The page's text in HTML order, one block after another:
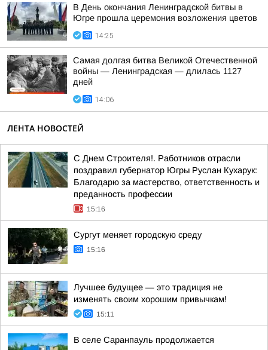
В День окончания Ленинградской битвы в
Югре прошла церемония возложения цветов
14:25
Самая долгая битва Великой Отечественной
войны — Ленинградская — длилась 1127
дней
14:06
ЛЕНТА НОВОСТЕЙ
С Днем Строителя!. Работников отрасли
поздравил губернатор Югры Руслан Кухарук:
Благодарю за мастерство, ответственность и
преданность профессии
15:16
Сургут меняет городскую среду
15:16
Лучшее будущее — это традиция не
изменять своим хорошим привычкам!
15:11
В селе Саранпауль продолжается